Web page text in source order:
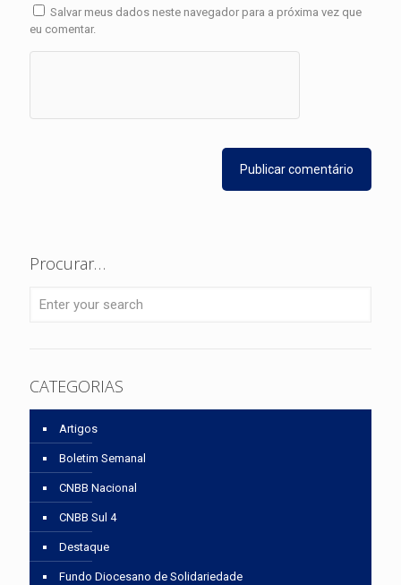
Salvar meus dados neste navegador para a próxima vez que
eu comentar.
Procurar…
CATEGORIAS
Artigos
Boletim Semanal
CNBB Nacional
CNBB Sul 4
Destaque
Fundo Diocesano de Solidariedade